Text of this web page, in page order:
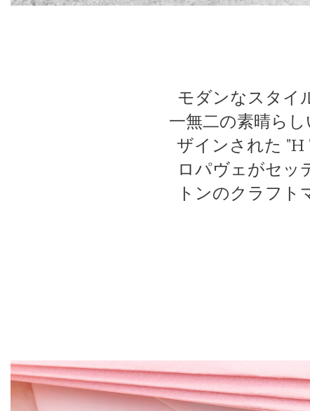
モダンなスタイ
一無二の素晴ら
ザインされた "H
ロパヴェがセッ
トンのクラフト